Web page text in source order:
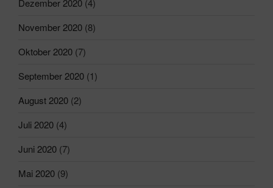
Dezember 2020 (4)
November 2020 (8)
Oktober 2020 (7)
September 2020 (1)
August 2020 (2)
Juli 2020 (4)
Juni 2020 (7)
Mai 2020 (9)